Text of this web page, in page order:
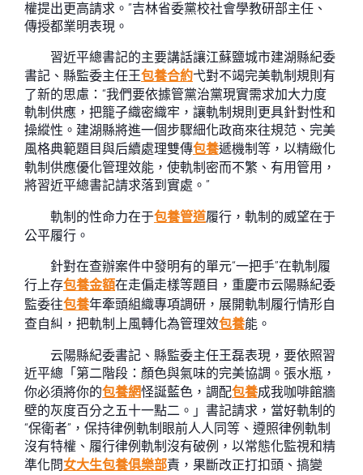
權提出更高請求。”吉林省委黨校社會學教研部主任、
傳授都業明表現。
習近平總書記的主要講話讓江蘇鹽城市建湖縣紀委
書記、縣監委主任王包養合約弋對不竭完美軌制規則有
了新的思慮：“我們要依據管黨治黨現實需求加大力度
軌制供應，把籠子織密織牢，讓軌制規則更具針對性和
操縱性。建湖縣將進一個步驟細化政商來往規范、完美
風格典範題目與后續處理雙傳包養遞機制等，以精緻化
軌制供應優化管理效能，使軌制密而不繁、有用管用，
將習近平總書記請求落到實處。”
軌制的性命力在于包養管道履行，軌制的威望在于
公平履行。
針對在查辦案件中發明有的單元“一把手”在軌制履
行上存包養金額在走偏走樣等題目，重慶市云陽縣紀委
監委往包養年牽頭組織專項調研，展開軌制履行情形自
查自糾，把軌制上風轉化為管理效包養能。
云陽縣紀委書記、縣監委主任王磊表現，要依照習
近平總「第二階段：顏色與氣味的完美協調。張水瓶，
你必須將你的包養網怪誕藍色，調配包養成我咖啡館牆
壁的灰度百分之五十一點二。」書記請求，當好軌制的
“保衛者”，保持律例軌制眼前人人同等、遵照律例軌制
沒有特權、履行律例軌制沒有破例，以常態化監視和精
準化問女大生包養俱樂部責，果斷改正打扣頭、搞變